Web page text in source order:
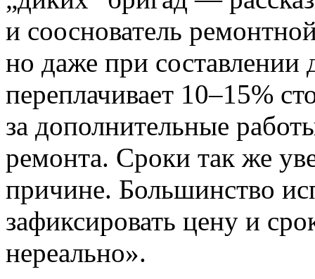
и сооснователь
но даже при составлении
переплачивает 10–15%
за дополнительные
ремонта. Сроки так же
причине. Большинство
зафиксировать цену и
нереально».